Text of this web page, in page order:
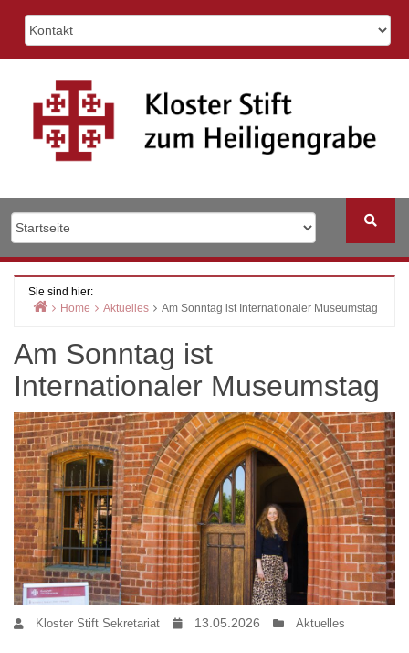
Sie sind hier:
Home
Aktuelles Am Sonntag ist Internationaler Museumstag
Am Sonntag ist
Internationaler Museumstag
Kloster Stift Sekretariat 13.05.2026 Aktuelles